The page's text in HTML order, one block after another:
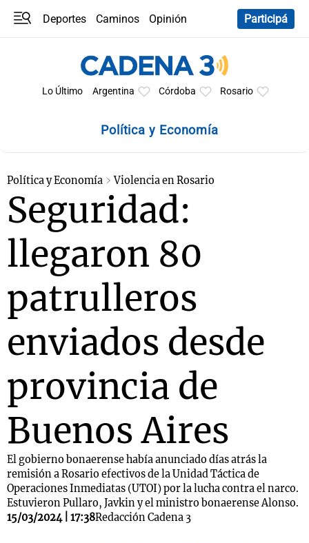
Deportes Caminos
Opinión
Participá
Lo Último Argentina Córdoba Rosario
Política y Economía
Política y Economía Violencia en Rosario
Seguridad:
llegaron 80
patrulleros
enviados desde
provincia de
Buenos Aires
El gobierno bonaerense había anunciado días atrás la
remisión a Rosario efectivos de la Unidad Táctica de
Operaciones Inmediatas (UTOI) por la lucha contra el narco.
Estuvieron Pullaro, Javkin y el ministro bonaerense Alonso.
15/03/2024 | 17:38Redacción Cadena 3